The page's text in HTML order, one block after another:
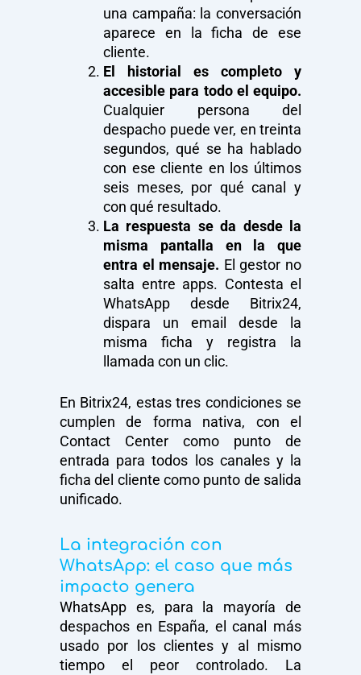
una campaña: la conversación
aparece en la ficha de ese
cliente.
El historial es completo y
accesible para todo el equipo.
Cualquier persona del
despacho puede ver, en treinta
segundos, qué se ha hablado
con ese cliente en los últimos
seis meses, por qué canal y
con qué resultado.
La respuesta se da desde la
misma pantalla en la que
entra el mensaje. El gestor no
salta entre apps. Contesta el
WhatsApp desde Bitrix24,
dispara un email desde la
misma ficha y registra la
llamada con un clic.
En Bitrix24, estas tres condiciones se
cumplen de forma nativa, con el
Contact Center como punto de
entrada para todos los canales y la
ficha del cliente como punto de salida
unificado.
La integración con
WhatsApp: el caso que más
impacto genera
WhatsApp es, para la mayoría de
despachos en España, el canal más
usado por los clientes y al mismo
tiempo el peor controlado. La